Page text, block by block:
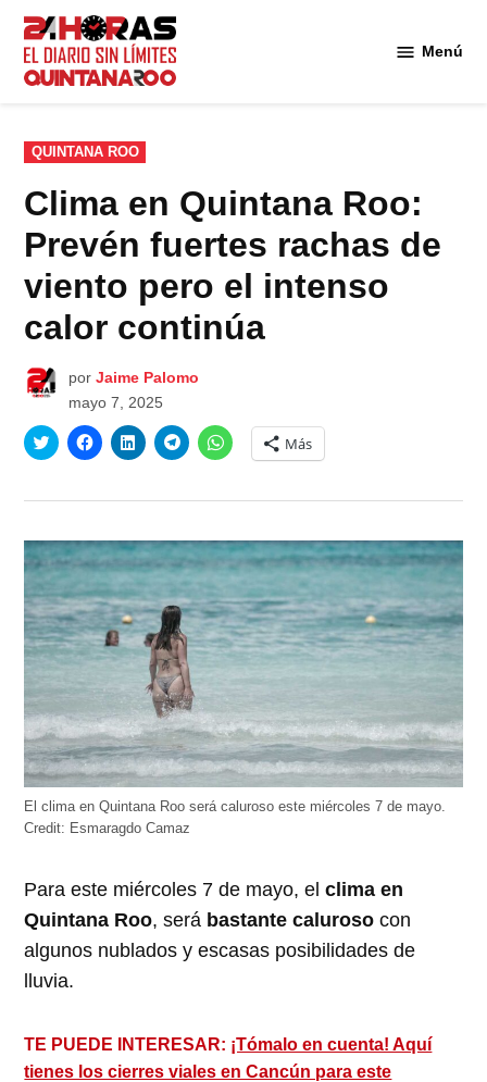
Saltar
contenido
Menú
PUBLICADO
EN
QUINTANA ROO
Clima en Quintana Roo:
Prevén fuertes rachas de
viento pero el intenso
calor continúa
por Jaime Palomo
mayo 7, 2025
Haz
clic
en
abre
en
una
ventana
nueva)
Haz
clic
en
abre
en
una
ventana
nueva)
Haz
clic
en
abre
en
una
ventana
nueva)
Haz
clic
en
abre
en
una
ventana
nueva)
Haz
clic
para
en
abre
en
una
ventana
nueva)
Más
El clima en Quintana Roo será caluroso este miércoles 7 de mayo.
Credit: Esmaragdo Camaz
Para este miércoles 7 de mayo, el clima en
Quintana Roo, será bastante calurosocon
algunos nublados y escasas posibilidades de
lluvia.
TE PUEDE INTERESAR: ¡Tómalo en cuenta! Aquí
tienes los cierres viales en Cancún para este